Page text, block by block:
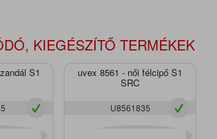
KIEGÉSZÍTŐ TERMÉKEK
S1 uvex 8561 - női félcipő S1
SRC
U8561835